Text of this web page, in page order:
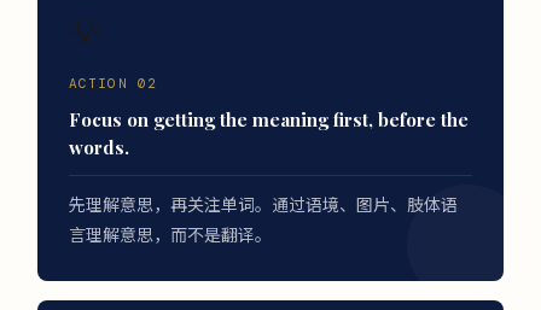
💡
ACTION 02
Focus on getting the meaning first, before the
words.
先理解意思，再关注单词。通过语境、图片、肢体语
言理解意思，而不是翻译。